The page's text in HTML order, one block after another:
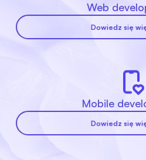
Web
Dowiedz się
Mobile
Dowiedz się